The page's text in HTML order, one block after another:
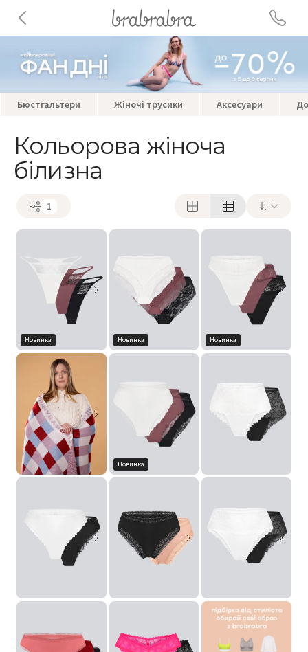
Бюстгальтери Жіночі трусики Аксесуари
Кольорова жіноча
білизна
1
Новинка Новинка Новинка
Новинка